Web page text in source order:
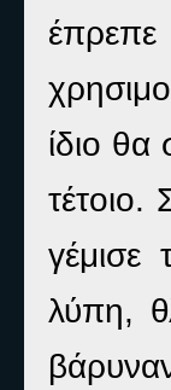
ίδιο θα
τέτοιο.
γέμισε
λύπη,